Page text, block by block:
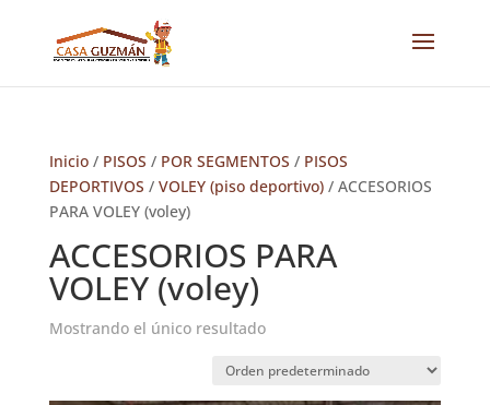
Inicio/ PISOS / POR SEGMENTOS / PISOS
DEPORTIVOS / VOLEY (piso deportivo)/ ACCESORIOS
PARA VOLEY (voley)
ACCESORIOS PARA
VOLEY (voley)
Mostrando el único resultado